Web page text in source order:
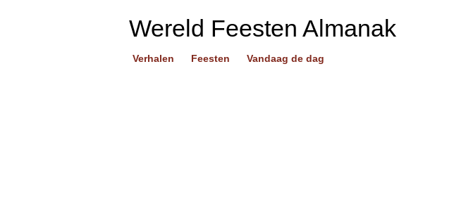
Wereld Feesten Almanak
Verhalen Feesten Vandaag de dag